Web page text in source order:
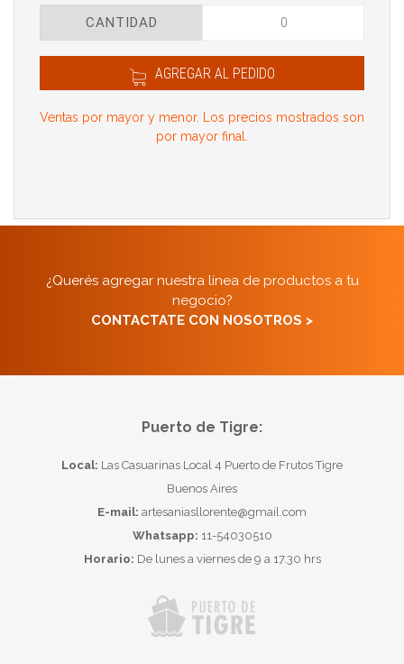
CANTIDAD
AGREGAR AL PEDIDO
Ventas por mayor y menor. Los precios mostrados son
por mayor final.
¿Querés agregar nuestra línea de productos a tu
negocio?
CONTACTATE CON NOSOTROS >
Puerto de Tigre:
Local: Las Casuarinas Local 4 Puerto de Frutos Tigre
Buenos Aires
E-mail: artesaniasllorente@gmail.com
Whatsapp: 11-54030510
Horario: De lunes a viernes de 9 a 17.30 hrs